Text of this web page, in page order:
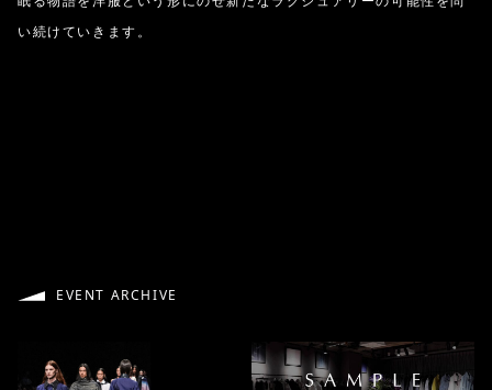
い続けていきます。
EVENT ARCHIVE